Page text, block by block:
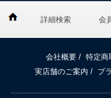
詳細検索 会
会社概要 / 特定商
実店舗のご案内 / プ